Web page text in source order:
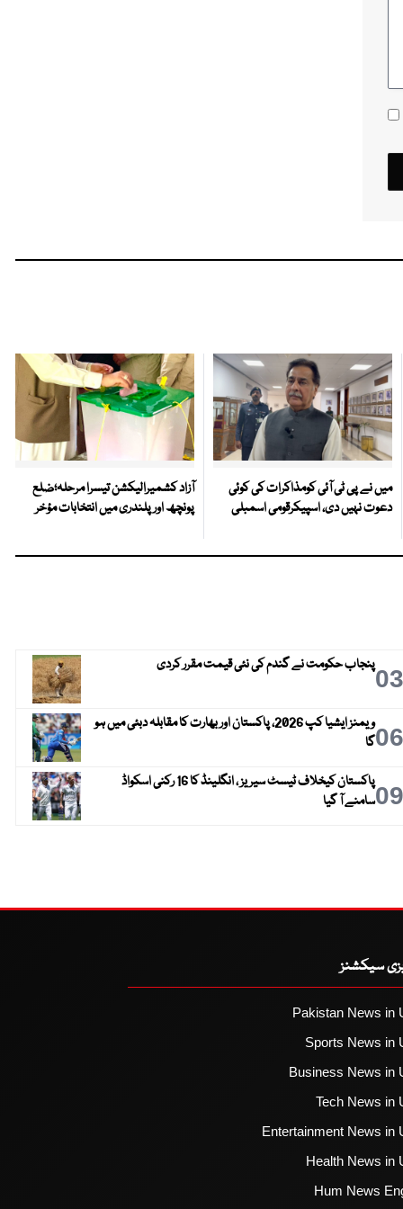
میں نے پی ٹی آئی کومذاکرات کی کوئی
دعوت نہیں دی، اسپیکرقومی اسمبلی
آزاد کشمیرالیکشن تیسرا مرحلہ؛ضلع
پونچھ اور پلندری میں انتخابات مؤخر
03پنجاب حکومت نے گندم کی نئی قیمت مقرر کردی
06
ویمنز ایشیا کپ 2026، پاکستان اور بھارت کا مقابلہ دبئی میں ہو
گا
09
پاکستان کیخلاف ٹیسٹ سیریز ، انگلینڈ کا 16 رکنی اسکواڈ
سامنے آ گیا
سیکشنز
Pakistan News in
Sports News in
Business News in
Tech News in
Entertainment News in
Health News in
Hum News